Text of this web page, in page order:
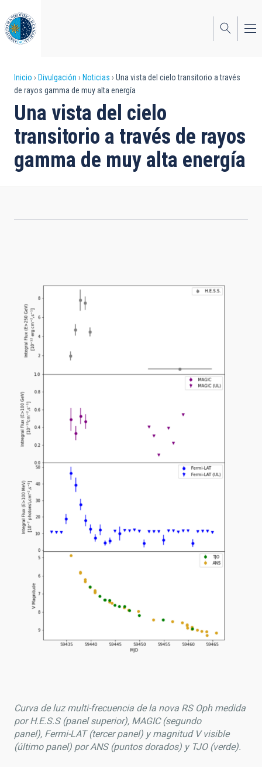
al
contenido
principal
Sobrescribir
enlaces
de
ayuda
a
Inicio Divulgación Noticias
Una vista del cielo transitorio a través
de rayos gamma de muy alta energía
Una vista del cielo
transitorio a través de rayos
gamma de muy alta energía
Curva de luz multi-frecuencia de la nova RS Oph medida
por H.E.S.S (panel superior), MAGIC (segundo
panel), Fermi-LAT (tercer panel) y magnitud V visible
(último panel) por ANS (puntos dorados) y TJO (verde).